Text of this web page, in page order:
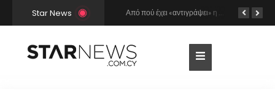
Star News Από πού έχει «αντιγράψει» η Άννα Βίσση και ο Νίκος Καρβέλας τη σούπερ επιτυχία «Σε περίπτωση που…»; Το βρήκε ο Mr Music